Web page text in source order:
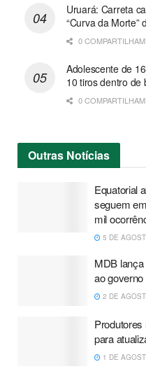
Uruará: Carreta
“Curva da Morte”
0
Adolescente de
10 tiros dentro de
0
Outras Notícias
Equatorial
seguem
mil
5 DE
MDB
ao
2 DE
Produtores
para
1 DE